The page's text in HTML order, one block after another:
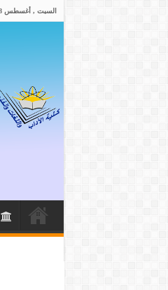
السبت , أغسطس 8 2026